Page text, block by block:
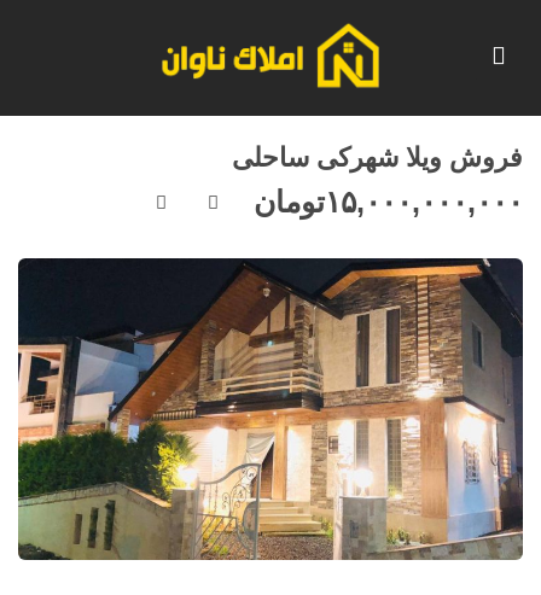
فروش ویلا شهرکی ساحلی
۱۵,۰۰۰,۰۰۰,۰۰۰تومان